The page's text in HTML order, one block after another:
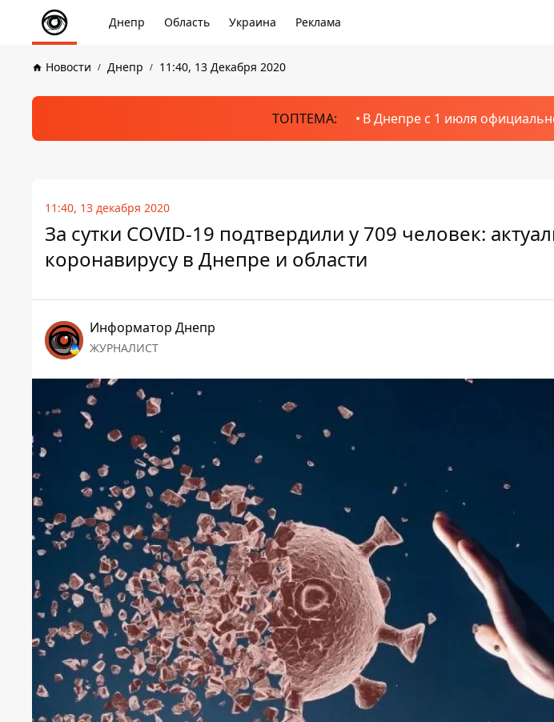
Днепр Область Украина Реклама
Новости Днепр 11:40, 13 Декабря 2020
ТОПТЕМА: В Днепре с 1 июля
11:40, 13 декабря 2020
За сутки COVID-19 подтвердили у 709 человек:
коронавирусу в Днепре и области
Информатор Днепр
ЖУРНАЛИСТ